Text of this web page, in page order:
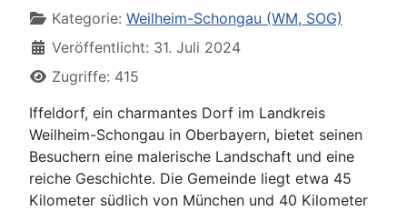
Kategorie: Weilheim-Schongau (WM, SOG)
Veröffentlicht: 31. Juli 2024
Zugriffe: 415
Iffeldorf, ein charmantes Dorf im Landkreis
Weilheim-Schongau in Oberbayern, bietet seinen
Besuchern eine malerische Landschaft und eine
reiche Geschichte. Die Gemeinde liegt etwa 45
Kilometer südlich von München und 40 Kilometer